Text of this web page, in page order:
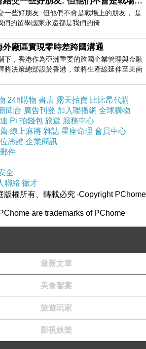
一些好朋友: 但他們不會是戰場上的朋友， 是
的留學國家永遠都是我們的倚
廠區實現零時差跨國溝通
下，香港作為亞洲重要的跨國企業管理與金融
將決策總部設於香港，並將生產線延伸至東南
24h購物 書店 露天拍賣 比比昂代購
聞台 廣告刊登 加入聯播網 全球購物
Pi 拍錢包 旅遊 服務中心
線上麻將 雜誌 星座命理 會員中心
憑證 企業簡訊
件
全
聯絡 徵才
版權所有、轉載必究 ‧Copyright PChome
are trademarks of PChome
最新文章
美食饗宴
旅遊玩家
影視娛樂